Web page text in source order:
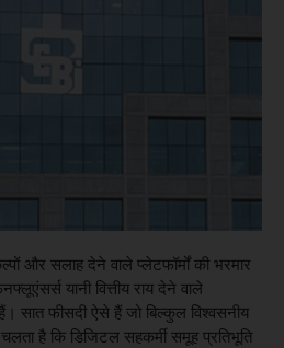
और सलाह देने वाले प्लेटफॉर्मों की भरमार
यानी वित्तीय राय देने वाले
सात फीसदी ऐसे हैं जो बिल्कुल विश्वसनीय
है कि डिजिटल सहकर्मी समूह प्रतिभूति